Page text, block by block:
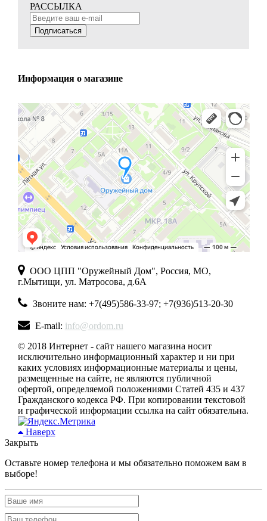
РАССЫЛКА
Подписаться
Информация о магазине
ООО ЦПП "Оружейный Дом", Россия, МО,
г.Мытищи, ул. Матросова, д.6А
Звоните нам: +7(495)586-33-97; +7(936)513-20-30
E-mail: info@ordom.ru
© 2018 Интернет - сайт нашего магазина носит
исключительно информационный характер и ни при
каких условиях информационные материалы и цены,
размещенные на сайте, не являются публичной
офертой, определяемой положениями Статей 435 и 437
Гражданского кодекса РФ. При копировании текстовой
и графической информации ссылка на сайт обязательна.
Наверх
Закрыть
Оставьте номер телефона и мы обязательно поможем вам в
выборе!